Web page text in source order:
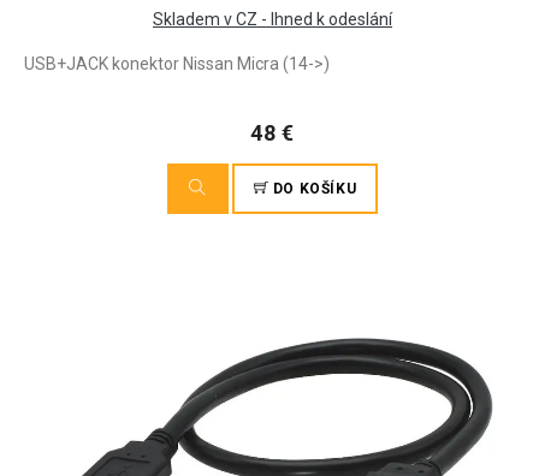
Skladem v CZ - Ihned k odeslání
USB+JACK konektor Nissan Micra (14->)
48 €
DO KOŠÍKU